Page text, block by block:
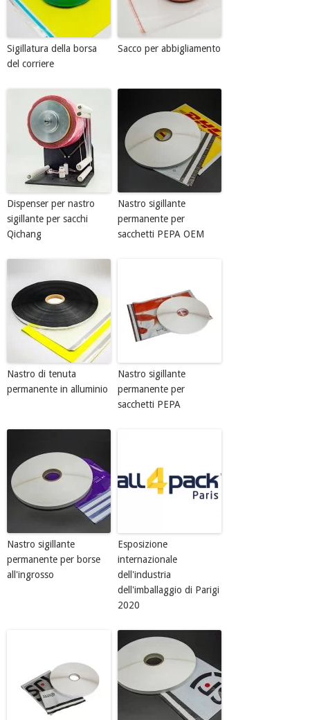
Sigillatura della borsa
del corriere
Sacco per abbigliamento
Dispenser per nastro
sigillante per sacchi
Qichang
Nastro sigillante
permanente per
sacchetti PEPA OEM
Nastro di tenuta
permanente in alluminio
Nastro sigillante
permanente per
sacchetti PEPA
Nastro sigillante
permanente per borse
all'ingrosso
Esposizione
internazionale
dell'industria
dell'imballaggio di Parigi
2020